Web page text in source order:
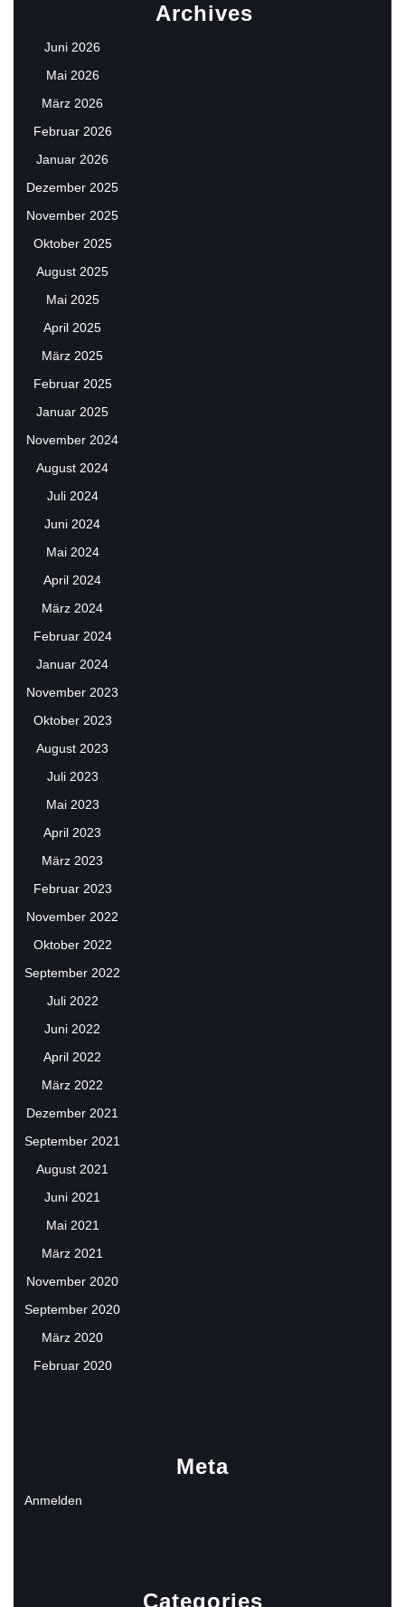
Archives
Juni 2026
Mai 2026
März 2026
Februar 2026
Januar 2026
Dezember 2025
November 2025
Oktober 2025
August 2025
Mai 2025
April 2025
März 2025
Februar 2025
Januar 2025
November 2024
August 2024
Juli 2024
Juni 2024
Mai 2024
April 2024
März 2024
Februar 2024
Januar 2024
November 2023
Oktober 2023
August 2023
Juli 2023
Mai 2023
April 2023
März 2023
Februar 2023
November 2022
Oktober 2022
September 2022
Juli 2022
Juni 2022
April 2022
März 2022
Dezember 2021
September 2021
August 2021
Juni 2021
Mai 2021
März 2021
November 2020
September 2020
März 2020
Februar 2020
Meta
Anmelden
Categories